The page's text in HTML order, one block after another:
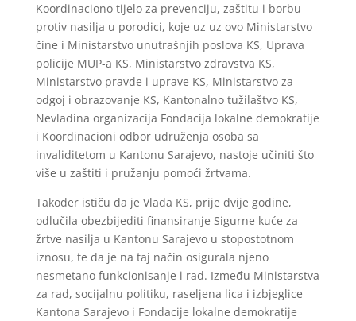
Koordinaciono tijelo za prevenciju, zaštitu i borbu
protiv nasilja u porodici, koje uz uz ovo Ministarstvo
čine i Ministarstvo unutrašnjih poslova KS, Uprava
policije MUP-a KS, Ministarstvo zdravstva KS,
Ministarstvo pravde i uprave KS, Ministarstvo za
odgoj i obrazovanje KS, Kantonalno tužilaštvo KS,
Nevladina organizacija Fondacija lokalne demokratije
i Koordinacioni odbor udruženja osoba sa
invaliditetom u Kantonu Sarajevo, nastoje učiniti što
više u zaštiti i pružanju pomoći žrtvama.
Također ističu da je Vlada KS, prije dvije godine,
odlučila obezbijediti finansiranje Sigurne kuće za
žrtve nasilja u Kantonu Sarajevo u stopostotnom
iznosu, te da je na taj način osigurala njeno
nesmetano funkcionisanje i rad. Između Ministarstva
za rad, socijalnu politiku, raseljena lica i izbjeglice
Kantona Sarajevo i Fondacije lokalne demokratije